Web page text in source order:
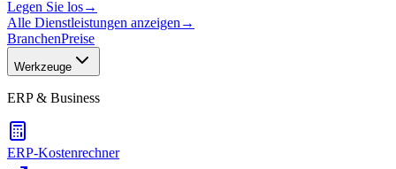
Legen Sie los→
Alle Dienstleistungen anzeigen →
BranchenPreise
Werkzeuge
ERP & Business
ERP-Kostenrechner